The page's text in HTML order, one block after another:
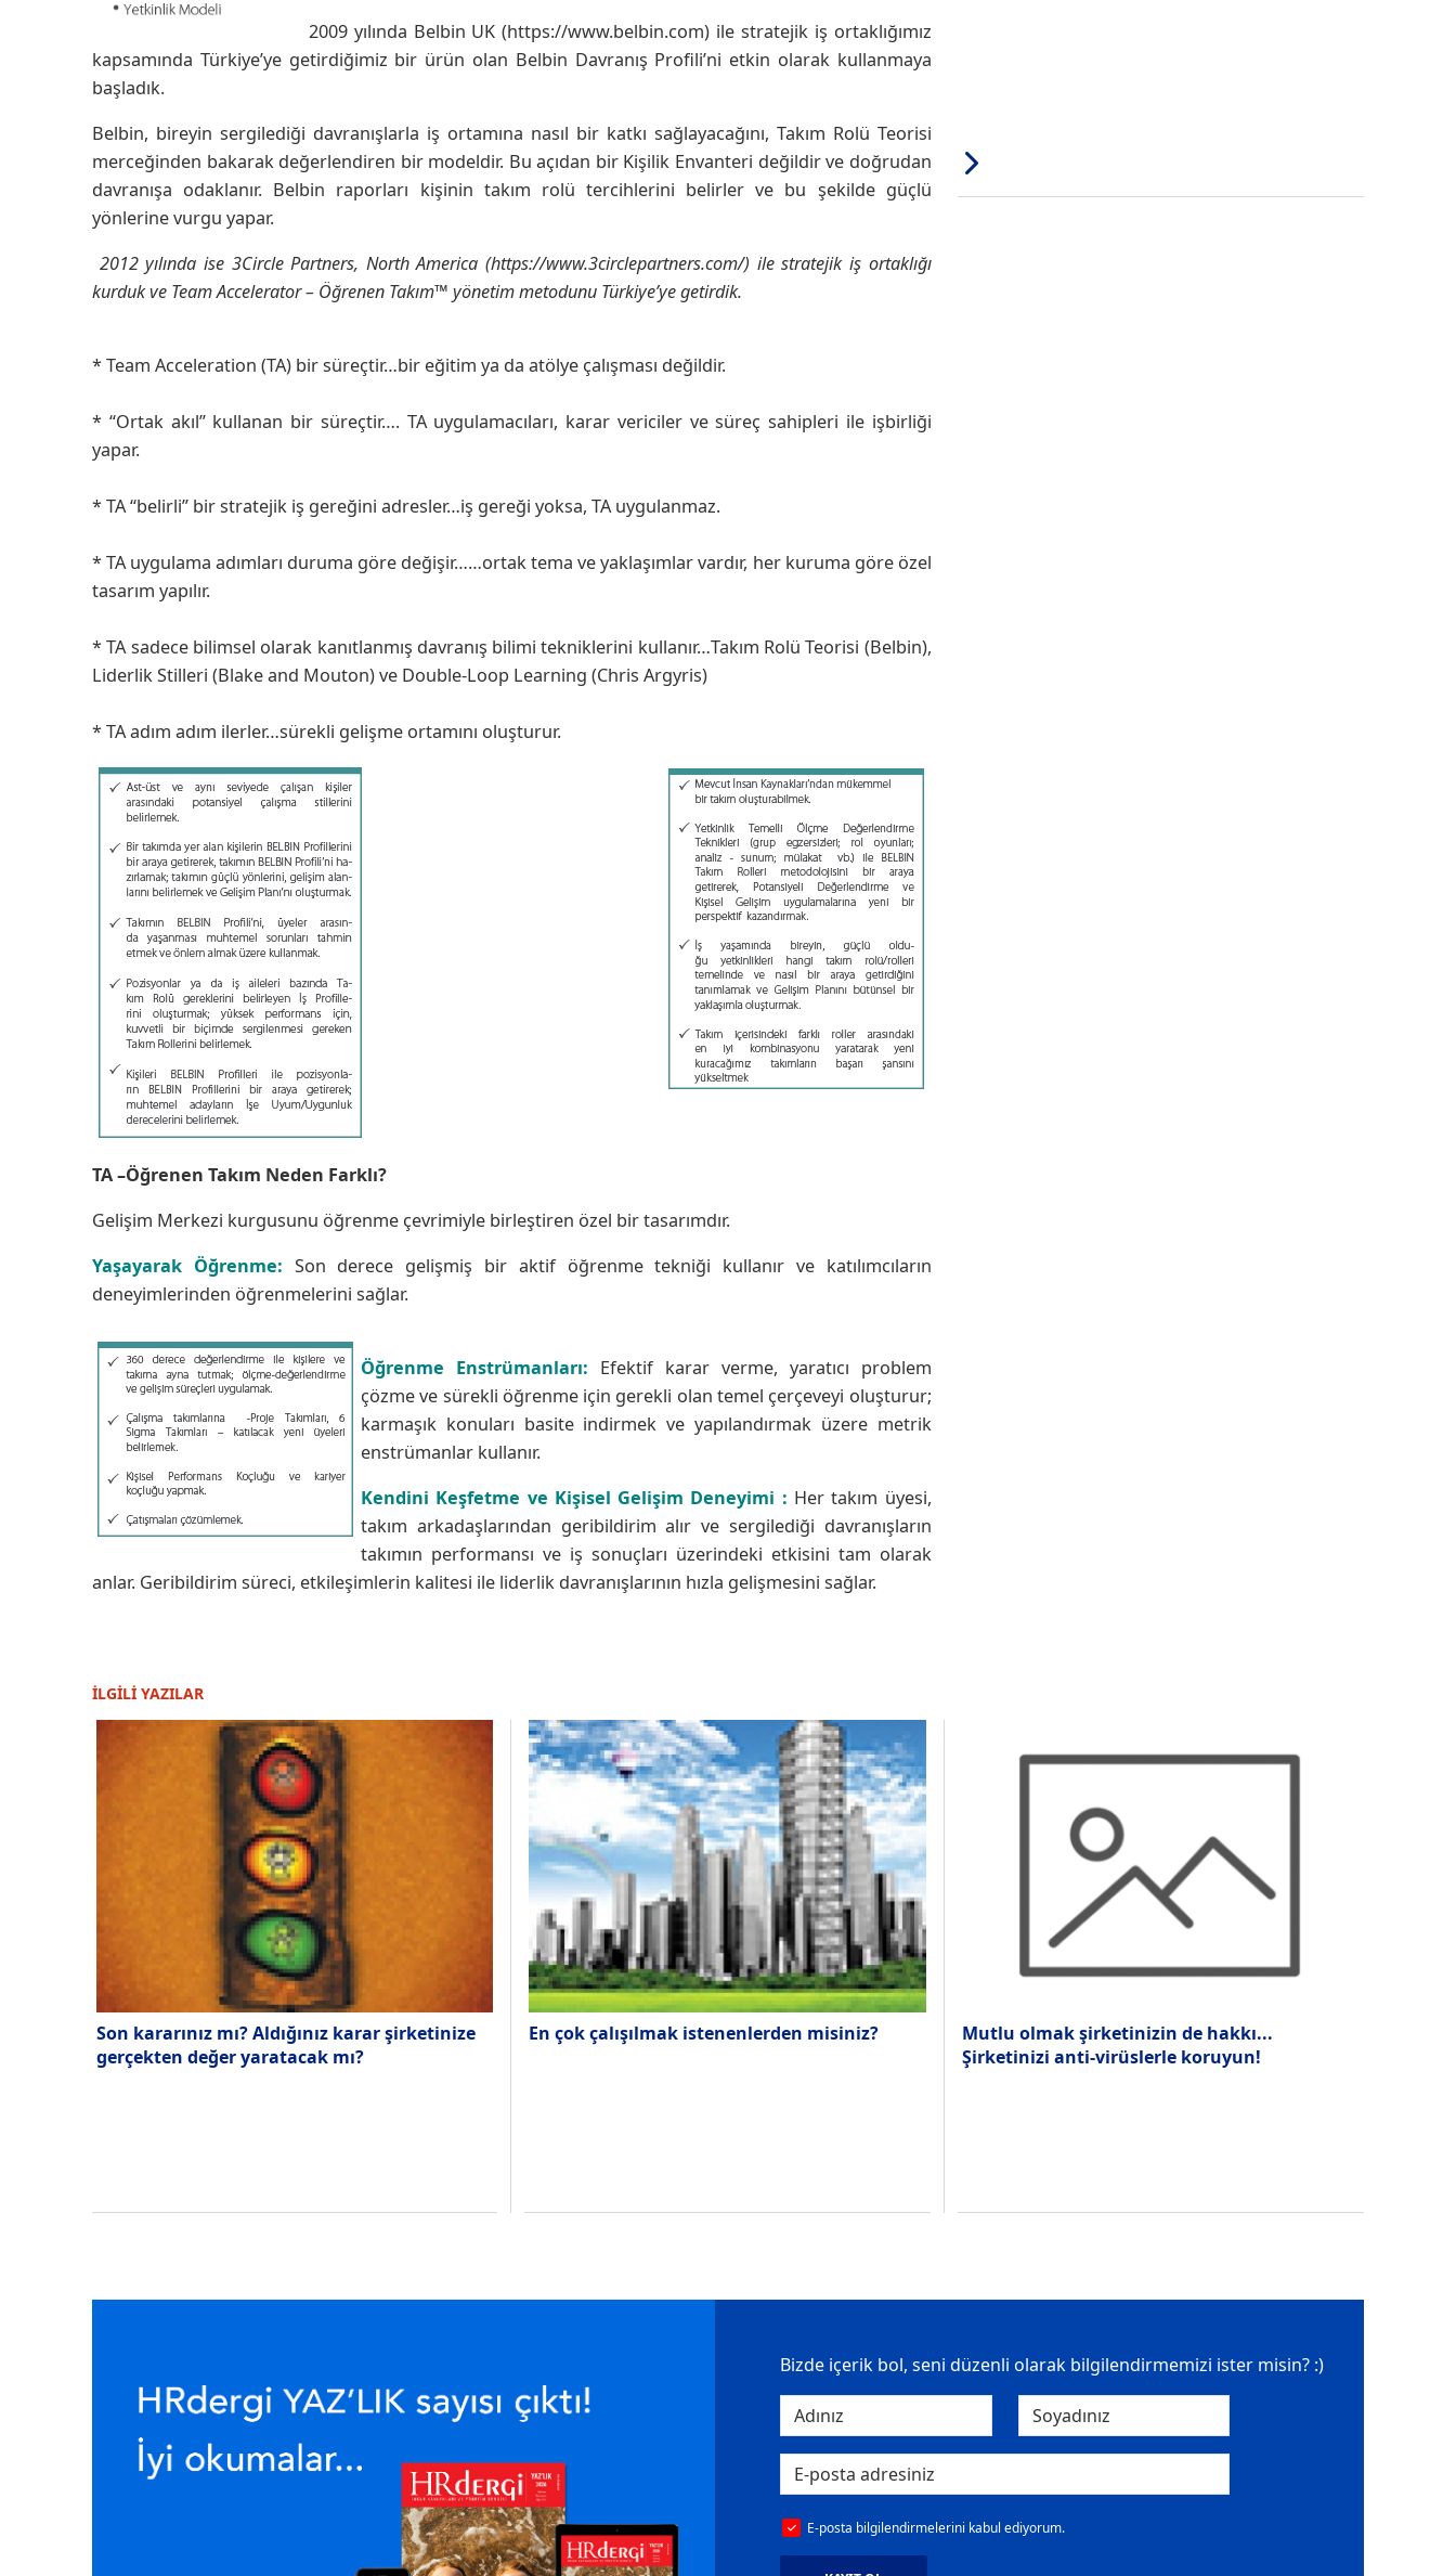
2009 yılında Belbin UK (https://www.belbin.com) ile stratejik iş ortaklığımız
kapsamında Türkiye’ye getirdiğimiz bir ürün olan Belbin Davranış Profili’ni etkin olarak kullanmaya
başladık.
Belbin, bireyin sergilediği davranışlarla iş ortamına nasıl bir katkı sağlayacağını, Takım Rolü Teorisi
merceğinden bakarak değerlendiren bir modeldir. Bu açıdan bir Kişilik Envanteri değildir ve doğrudan
davranışa odaklanır. Belbin raporları kişinin takım rolü tercihlerini belirler ve bu şekilde güçlü
yönlerine vurgu yapar.
2012 yılında ise 3Circle Partners, North America (https://www.3circlepartners.com/) ile stratejik iş ortaklığı
kurduk ve Team Accelerator – Öğrenen Takım™ yönetim metodunu Türkiye’ye getirdik.
* Team Acceleration (TA) bir süreçtir…bir eğitim ya da atölye çalışması değildir.
* “Ortak akıl” kullanan bir süreçtir…. TA uygulamacıları, karar vericiler ve süreç sahipleri ile işbirliği
yapar.
* TA “belirli” bir stratejik iş gereğini adresler…iş gereği yoksa, TA uygulanmaz.
* TA uygulama adımları duruma göre değişir……ortak tema ve yaklaşımlar vardır, her kuruma göre özel
tasarım yapılır.
* TA sadece bilimsel olarak kanıtlanmış davranış bilimi tekniklerini kullanır…Takım Rolü Teorisi (Belbin),
Liderlik Stilleri (Blake and Mouton) ve Double-Loop Learning (Chris Argyris)
* TA adım adım ilerler…sürekli gelişme ortamını oluşturur.
TA –Öğrenen Takım Neden Farklı?
Gelişim Merkezi kurgusunu öğrenme çevrimiyle birleştiren özel bir tasarımdır.
Yaşayarak Öğrenme: Son derece gelişmiş bir aktif öğrenme tekniği kullanır ve katılımcıların
deneyimlerinden öğrenmelerini sağlar.
Öğrenme Enstrümanları: Efektif karar verme, yaratıcı problem
çözme ve sürekli öğrenme için gerekli olan temel çerçeveyi oluşturur;
karmaşık konuları basite indirmek ve yapılandırmak üzere metrik
enstrümanlar kullanır.
Kendini Keşfetme ve Kişisel Gelişim Deneyimi : Her takım üyesi,
takım arkadaşlarından geribildirim alır ve sergilediği davranışların
takımın performansı ve iş sonuçları üzerindeki etkisini tam olarak
anlar. Geribildirim süreci, etkileşimlerin kalitesi ile liderlik davranışlarının hızla gelişmesini sağlar.
İLGİLİ YAZILAR
Son kararınız mı? Aldığınız karar şirketinize
gerçekten değer yaratacak mı?
En çok çalışılmak istenenlerden misiniz?
Mutlu olmak şirketinizin de hakkı...
Şirketinizi anti-virüslerle koruyun!
Bizde içerik bol, seni düzenli olarak bilgilendirmemizi ister misin? :)
E-posta bilgilendirmelerini kabul ediyorum.